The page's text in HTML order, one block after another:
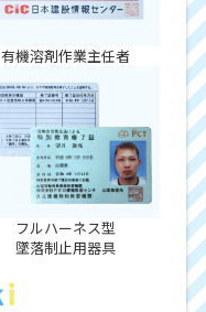
有機溶剤作業主任者
フルハーネス型
墜落制止用器具